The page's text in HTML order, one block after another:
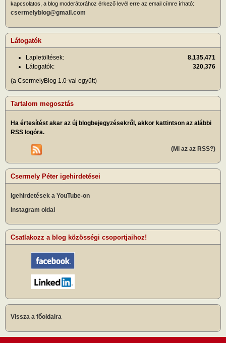
kapcsolatos, a blog moderátorához érkező levél erre az email címre írható:
csermelyblog@gmail.com
Látogatók
Lapletöltések:
8,135,471
Látogatók:
320,376
(a CsermelyBlog 1.0-val együtt)
Tartalom megosztás
Ha értesítést akar az új blogbejegyzésekről, akkor kattintson az alábbi
RSS logóra.
(Mi az az RSS?)
Csermely Péter igehirdetései
Igehirdetések a YouTube-on
Instagram oldal
Csatlakozz a blog közösségi csoportjaihoz!
Vissza a főoldalra